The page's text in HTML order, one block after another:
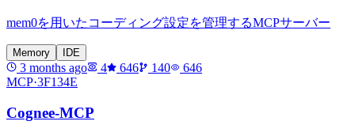
mem0を用いたコーディング設定を管理するMCPサーバー
Memory IDE
3 months ago 4 646 140
646
MCP·3F134E
Cognee-MCP